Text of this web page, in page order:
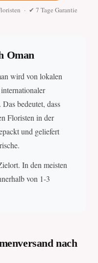
· ✔ 7 Tage Garantie
Oman
wird von lokalen
bedeutet, dass
Floristen in der
und geliefert
In den meisten
von 1-3
nach